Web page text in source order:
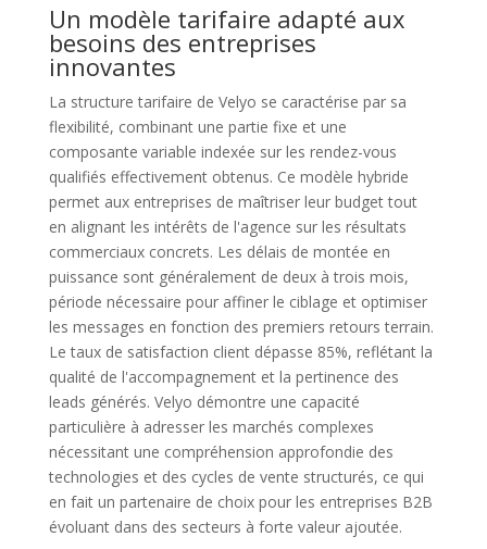
Un modèle tarifaire adapté aux
besoins des entreprises
innovantes
La structure tarifaire de Velyo se caractérise par sa
flexibilité, combinant une partie fixe et une
composante variable indexée sur les rendez-vous
qualifiés effectivement obtenus. Ce modèle hybride
permet aux entreprises de maîtriser leur budget tout
en alignant les intérêts de l'agence sur les résultats
commerciaux concrets. Les délais de montée en
puissance sont généralement de deux à trois mois,
période nécessaire pour affiner le ciblage et optimiser
les messages en fonction des premiers retours terrain.
Le taux de satisfaction client dépasse 85%, reflétant la
qualité de l'accompagnement et la pertinence des
leads générés. Velyo démontre une capacité
particulière à adresser les marchés complexes
nécessitant une compréhension approfondie des
technologies et des cycles de vente structurés, ce qui
en fait un partenaire de choix pour les entreprises B2B
évoluant dans des secteurs à forte valeur ajoutée.